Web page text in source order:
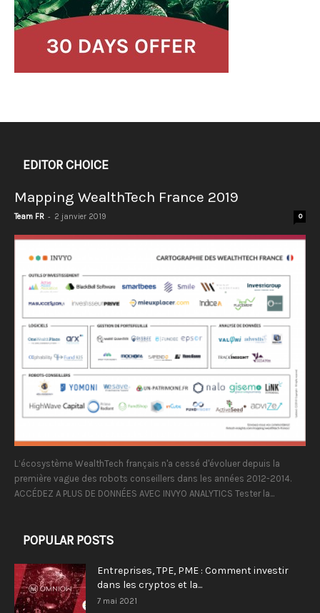
EDITOR CHOICE
Mapping WealthTech France 2019
Team FR - 2 janvier 2019 0
L’écosystème WealthTech français n'a cessé d'évoluer depuis la
première vague des robots conseillers dans les années 2012-2014.
ACCÉDEZ A PLUS DE DONNÉES AVEC INVYO ANALYTICS Tester la...
POPULAR POSTS
Entreprises, TPE, PME : Comment investir
dans les cryptos et la...
7 mai 2021